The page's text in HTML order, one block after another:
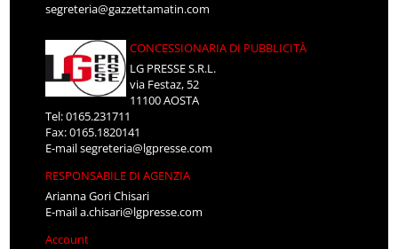
segreteria@gazzettamatin.com
CONCESSIONARIA DI PUBBLICITÀ
LG PRESSE S.R.L.
via Festaz, 52
11100 AOSTA
Tel: 0165.231711
Fax: 0165.1820141
E-mailsegreteria@lgpresse.com
RESPONSABILE DI AGENZIA
Arianna Gori Chisari
E-maila.chisari@lgpresse.com
Account